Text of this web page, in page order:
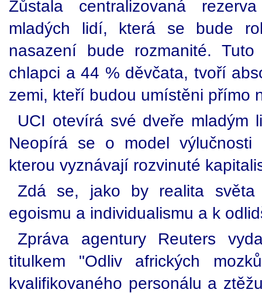
Zůstala centralizovaná
mladých lidí, která se bude
nasazení bude rozmanité.
chlapci a 44 % děvčata, tvoří
zemi, kteří budou umístěni přímo
UCI otevírá své dveře mladým
Neopírá se o model výlučnosti
kterou vyznávají rozvinuté
Zdá se, jako by realita
egoismu a individualismu a k
Zpráva agentury Reuters
titulkem "Odliv afrických
kvalifikovaného personálu a